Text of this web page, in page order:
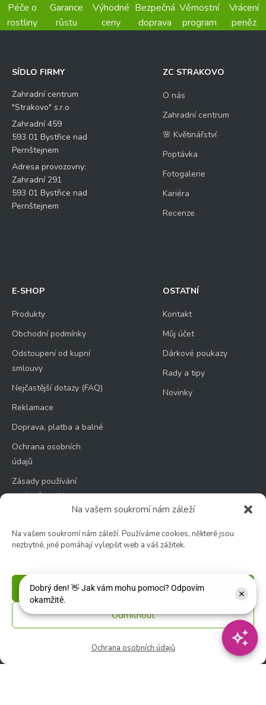
Na vašem soukromí nám záleží
Na vašem soukromí nám záleží. Používáme cookies, některé jsou
nezbytné, jiné pomáhají vylepšit web a váš zážitek.
Příjmout
Odmítnout
Ochrana osobních údajů
Péče o
rostliny
Garance
růstu
Výhodné
ceny
Bezpečná
doprava
Věrnostní
program
Vrácení
peněz
SÍDLO FIRMY
Zahradní centrum
"Strakovo" s.r.o
Zahradní 459
593 01 Bystřice nad
Pernštejnem
Adresa provozovny:
Zahradní 291
593 01 Bystřice nad
Pernštejnem
ZC STRAKOVO
O nás
Zahradní centrum
🌸 Květinářství
Poptávka
Fotogalerie
Kariéra
Recenze
E-SHOP
Produkty
Obchodní podmínky
Odstoupení od kupní
smlouvy
Nejčastější dotazy (FAQ)
Reklamace
Doprava, platba a balné
Ochrana osobních
údajů
Zásady používání
souborů cookie
OSTATNÍ
Kontakt
Můj účet
Dárkové poukazy
Rady a tipy
Novinky
🚫 Neděle: ZAVŘENO
Květinářství